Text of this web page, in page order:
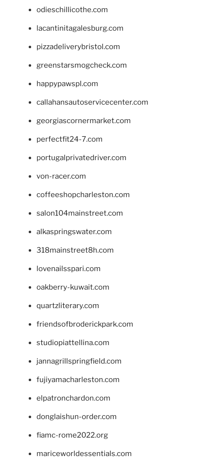
odieschillicothe.com
lacantinitagalesburg.com
pizzadeliverybristol.com
greenstarsmogcheck.com
happypawspl.com
callahansautoservicecenter.com
georgiascornermarket.com
perfectfit24-7.com
portugalprivatedriver.com
von-racer.com
coffeeshopcharleston.com
salon104mainstreet.com
alkaspringswater.com
318mainstreet8h.com
lovenailsspari.com
oakberry-kuwait.com
quartzliterary.com
friendsofbroderickpark.com
studiopiattellina.com
jannagrillspringfield.com
fujiyamacharleston.com
elpatronchardon.com
donglaishun-order.com
fiamc-rome2022.org
mariceworldessentials.com